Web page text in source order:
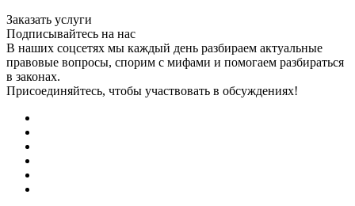
Заказать услуги
Подписывайтесь на нас
В наших соцсетях мы каждый день разбираем актуальные
правовые вопросы, спорим с мифами и помогаем разбираться
в законах.
Присоединяйтесь, чтобы участвовать в обсуждениях!